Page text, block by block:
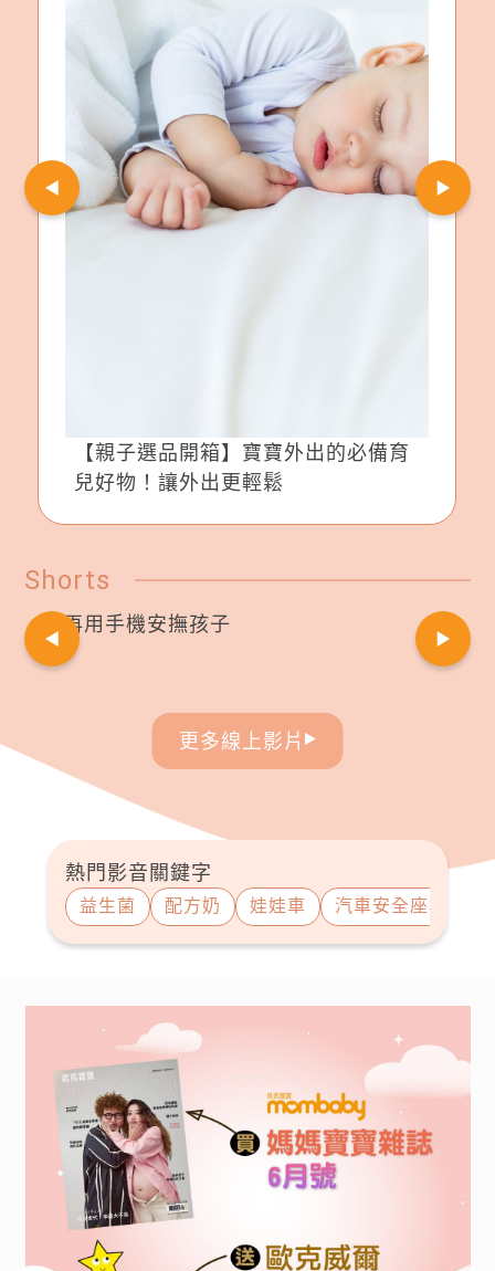
【親子選品開箱】寶寶外出的必備育
兒好物！讓外出更輕鬆
Shorts
別再用手機安撫孩子
更多線上影片
熱門影音關鍵字
益生菌 配方奶 娃娃車 汽車安全座椅